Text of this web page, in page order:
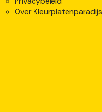
Over Kleurplatenparadijs